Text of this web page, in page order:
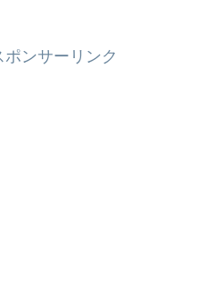
ポンサーリンク